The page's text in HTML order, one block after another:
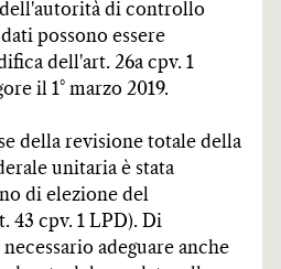
di controllo
possono essere
dell'art. 26a cpv. 1
il 1° marzo 2019.
della revisione totale della
unitaria è stata
di elezione del
43 cpv. 1 LPD). Di
adeguare anche